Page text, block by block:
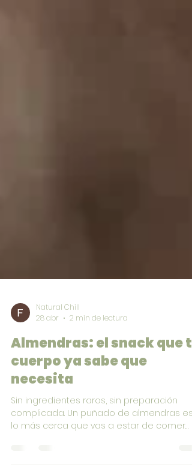
Natural Chill
28 abr
2 min de lectura
Almendras: el snack que tu
cuerpo ya sabe que
necesita
lo más cerca que vas a estar de comer